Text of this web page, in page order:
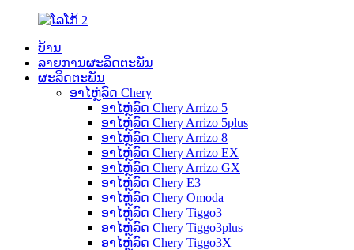
ບ້ານ
ລາຍການຜະລິດຕະພັນ
ຜະລິດຕະພັນ
ອາໄຫຼ່ລົດ Chery
ອາໄຫຼ່ລົດ Chery Arrizo 5
ອາໄຫຼ່ລົດ Chery Arrizo 5plus
ອາໄຫຼ່ລົດ Chery Arrizo 8
ອາໄຫຼ່ລົດ Chery Arrizo EX
ອາໄຫຼ່ລົດ Chery Arrizo GX
ອາໄຫຼ່ລົດ Chery E3
ອາໄຫຼ່ລົດ Chery Omoda
ອາໄຫຼ່ລົດ Chery Tiggo3
ອາໄຫຼ່ລົດ Chery Tiggo3plus
ອາໄຫຼ່ລົດ Chery Tiggo3X